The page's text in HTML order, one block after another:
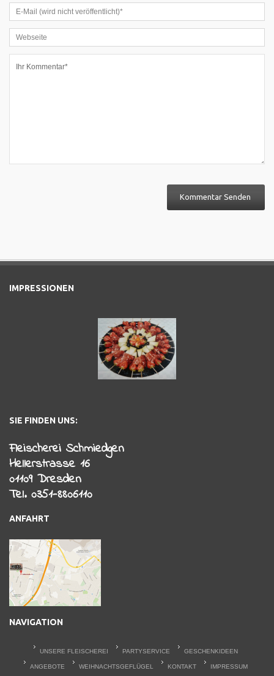
IMPRESSIONEN
SIE FINDEN UNS:
Fleischerei Schmiedgen
Hellerstrasse 16
01109 Dresden
Tel. 0351-8806110
ANFAHRT
NAVIGATION
UNSERE FLEISCHEREI PARTYSERVICE GESCHENKIDEEN
ANGEBOTE WEIHNACHTSGEFLÜGEL KONTAKT IMPRESSUM